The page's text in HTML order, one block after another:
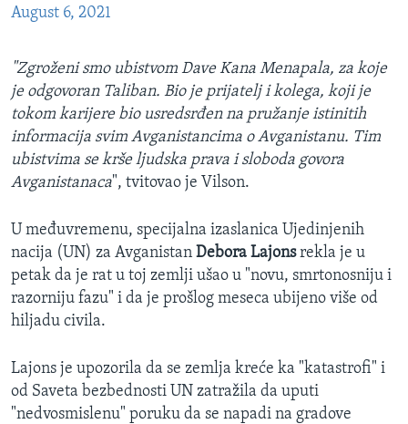
August 6, 2021
"Zgroženi smo ubistvom Dave Kana Menapala, za koje
je odgovoran Taliban. Bio je prijatelj i kolega, koji je
tokom karijere bio usredsrđen na pružanje istinitih
informacija svim Avganistancima o Avganistanu. Tim
ubistvima se krše ljudska prava i sloboda govora
Avganistanaca", tvitovao je Vilson.
U međuvremenu, specijalna izaslanica Ujedinjenih
nacija (UN) za Avganistan Debora Lajonsrekla je u
petak da je rat u toj zemlji ušao u "novu, smrtonosniju i
razorniju fazu" i da je prošlog meseca ubijeno više od
hiljadu civila.
Lajons je upozorila da se zemlja kreće ka "katastrofi" i
od Saveta bezbednosti UN zatražila da uputi
"nedvosmislenu" poruku da se napadi na gradove